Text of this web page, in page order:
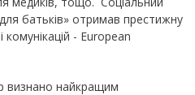
батьків» отримав престижну
- European
визнано найкращим